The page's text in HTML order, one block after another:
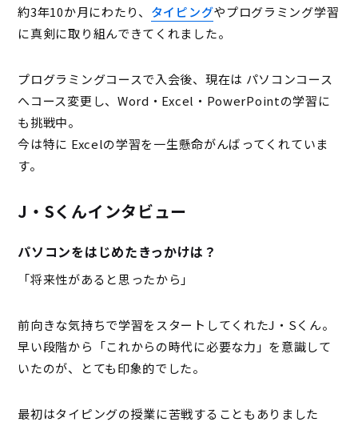
約3年10か月にわたり、 タイピングやプログラミング学習
に真剣に取り組んできてくれました。
プログラミングコースで入会後、現在は パソコンコース
へコース変更し、Word・Excel・PowerPointの学習に
も挑戦中。
今は特に Excelの学習を一生懸命がんばってくれていま
す。
J・Sくんインタビュー
パソコンをはじめたきっかけは？
「将来性があると思ったから」
前向きな気持ちで学習をスタートしてくれたJ・Sくん。
早い段階から「これからの時代に必要な力」を意識して
いたのが、とても印象的でした。
最初はタイピングの授業に苦戦することもありました